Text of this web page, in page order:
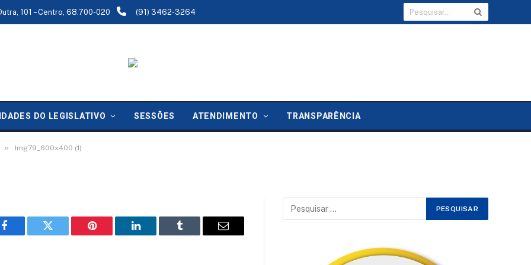
101 – Centro, 68.700-020 (91) 3462-3264
DO LEGISLATIVO SESSÕES ATENDIMENTO TRANSPARÊNCIA
» Img79_600x400 (1)
Facebook Twitter Pinterest LinkedIn Tumblr Email